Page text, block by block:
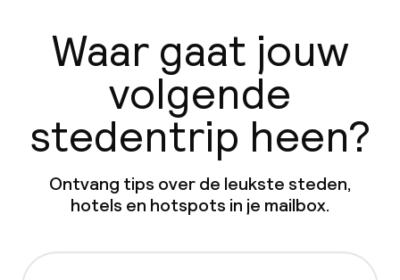
Waar gaat jouw
volgende
stedentrip heen?
Ontvang tips over de leukste steden,
hotels en hotspots in je mailbox.